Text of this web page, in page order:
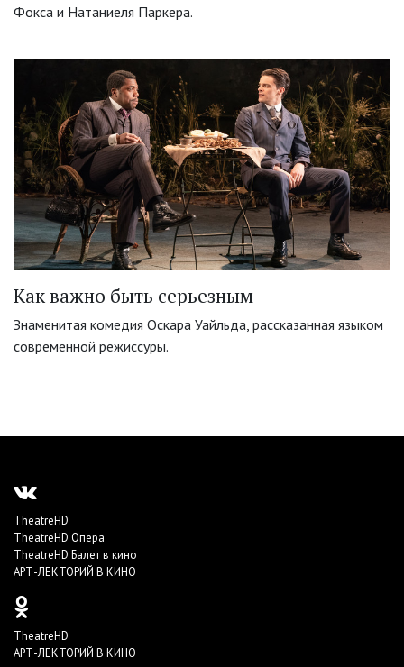
Фокса и Натаниеля Паркера.
Как важно быть серьезным
Знаменитая комедия Оскара Уайльда, рассказанная языком
современной режиссуры.
TheatreHD
TheatreHD Опера
TheatreHD Балет в кино
АРТ-ЛЕКТОРИЙ В КИНО
TheatreHD
АРТ-ЛЕКТОРИЙ В КИНО